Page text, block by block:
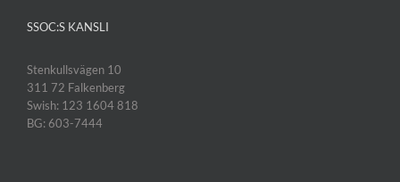
SSOC:S KANSLI
Stenkullsvägen 10
311 72 Falkenberg
Swish: 123 1604 818
BG: 603-7444